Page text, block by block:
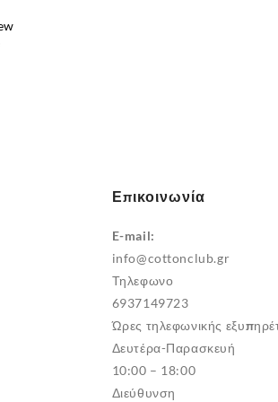
Επικοινωνία
E-mail:
info@cottonclub.gr
Τηλεφωνο
6937149723
Ώρες τηλεφωνικής
Δευτέρα-Παρασκευή
10:00 – 18:00
Διεύθυνση